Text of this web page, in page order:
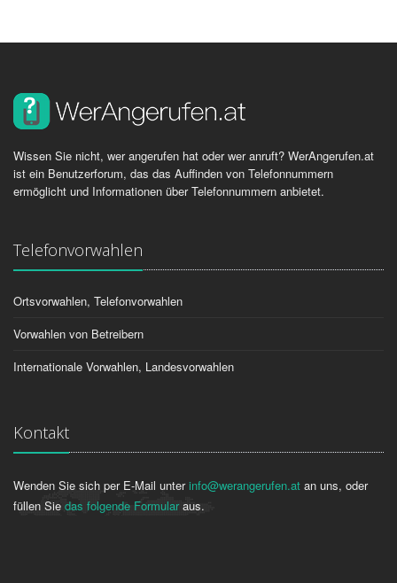
Wissen Sie nicht, wer angerufen hat oder wer anruft? WerAngerufen.at
ist ein Benutzerforum, das das Auffinden von Telefonnummern
ermöglicht und Informationen über Telefonnummern anbietet.
Telefonvorwahlen
Ortsvorwahlen, Telefonvorwahlen
Vorwahlen von Betreibern
Internationale Vorwahlen, Landesvorwahlen
Kontakt
Wenden Sie sich per E-Mail unterinfo@werangerufen.at an uns, oder
füllen Sie das folgende Formularaus.